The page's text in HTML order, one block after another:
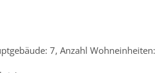
7, Anzahl Wohneinheiten: